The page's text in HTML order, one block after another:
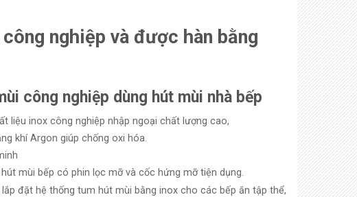
nghiệp và được hàn bằng
công nghiệp dùng hút mùi nhà bếp
liệu inox công nghiệp nhập ngoại chất lượng cao,
khí Argon giúp chống oxi hóa.
mùi bếp có phin lọc mỡ và cốc hứng mỡ tiện dụng.
đặt hệ thống tum hút mùi bằng inox cho các bếp ăn tập thể,